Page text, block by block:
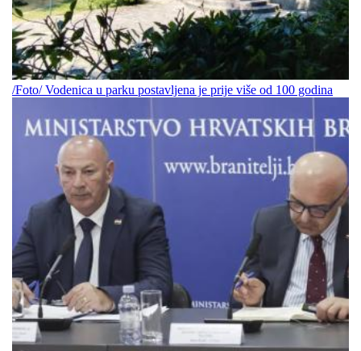
/Foto/ Vodenica u parku postavljena je prije više od 100 godina